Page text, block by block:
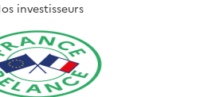
investisseurs